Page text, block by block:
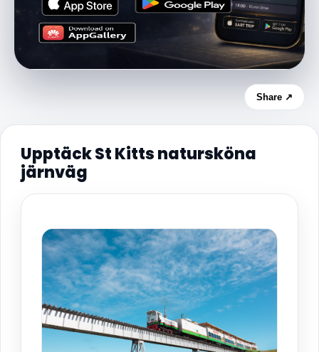
Share ↗
Upptäck St Kitts natursköna
järnväg